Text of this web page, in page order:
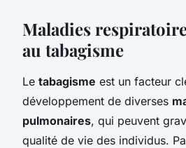
Maladies
au tabagisme
Le tabagisme est un facteur
développement de diverses
pulmonaires, qui peuvent
qualité de vie des individus.